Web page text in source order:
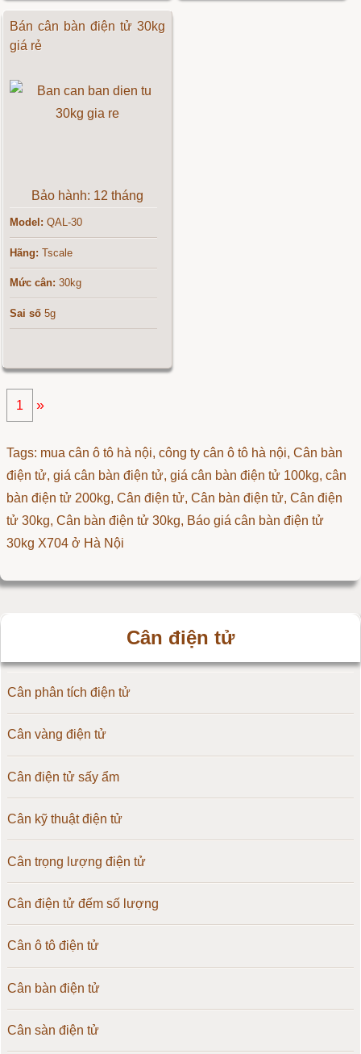
Bán cân bàn điện tử 30kg
giá rẻ
Bảo hành: 12 tháng
Model: QAL-30
Hãng: Tscale
Mức cân: 30kg
Sai số 5g
1 »
Tags: mua cân ô tô hà nội, công ty cân ô tô hà nội, Cân bàn
điện tử, giá cân bàn điện tử, giá cân bàn điện tử 100kg, cân
bàn điện tử 200kg, Cân điện tử, Cân bàn điện tử, Cân điện
tử 30kg, Cân bàn điện tử 30kg, Báo giá cân bàn điện tử
30kg X704 ở Hà Nội
Cân điện tử
Cân phân tích điện tử
Cân vàng điện tử
Cân điện tử sấy ẩm
Cân kỹ thuật điện tử
Cân trọng lượng điện tử
Cân điện tử đếm số lượng
Cân ô tô điện tử
Cân bàn điện tử
Cân sàn điện tử